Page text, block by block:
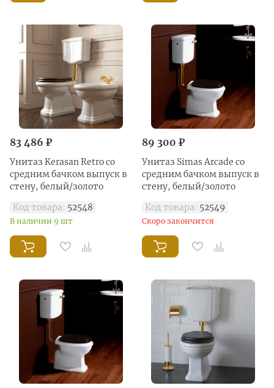
83 486 ₽
Унитаз Kerasan Retro со
средним бачком выпуск в
стену, белый/золото
Код товара: 52548
В наличии 9 шт
89 300 ₽
Унитаз Simas Arcade со
средним бачком выпуск в
стену, белый/золото
Код товара: 52549
Скоро закончится